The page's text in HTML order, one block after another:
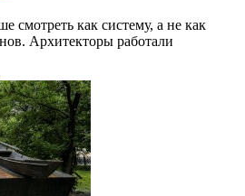
смотреть как систему, а не как
Архитекторы работали